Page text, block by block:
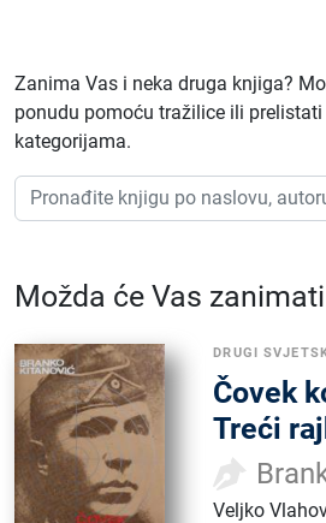
Zanima Vas i neka druga knjiga?
ponudu pomoću tražilice ili
kategorijama.
Možda će Vas
DRUGI
Čovek
Treći
Veljko